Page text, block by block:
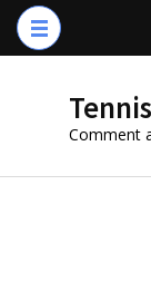
Aller
au
(Pressez
Comment